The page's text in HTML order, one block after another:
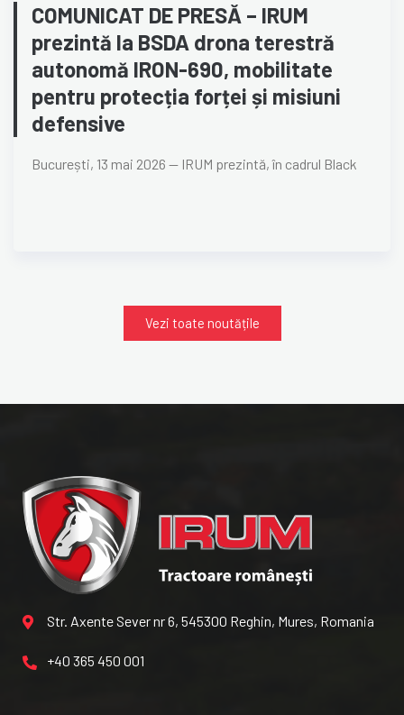
COMUNICAT DE PRESĂ – IRUM
prezintă la BSDA drona terestră
autonomă IRON-690, mobilitate
pentru protecția forței și misiuni
defensive
București, 13 mai 2026 — IRUM prezintă, în cadrul Black
Vezi toate noutățile
Str. Axente Sever nr 6, 545300 Reghin, Mures, Romania
+40 365 450 001